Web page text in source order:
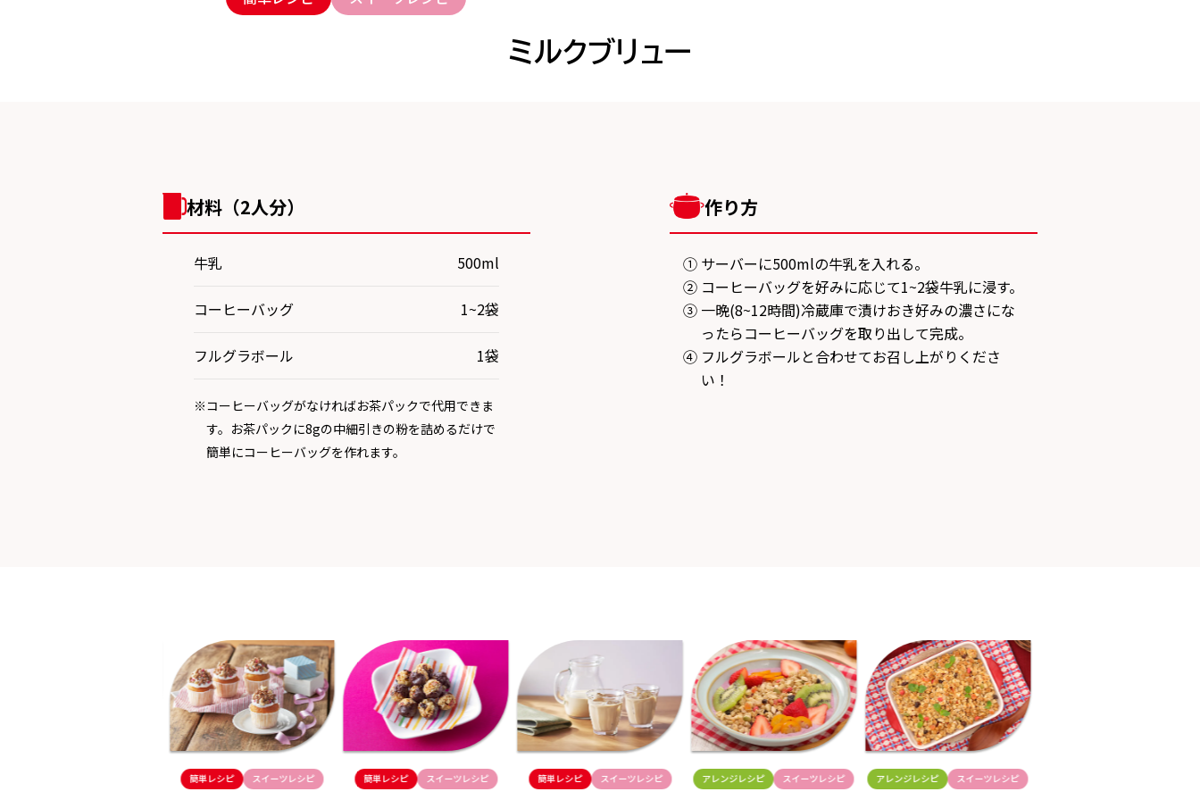
ミルクブリュー
材料（2人分）
牛乳 500ml
コーヒーバッグ 1~2袋
フルグラボール 1袋
※コーヒーバッグがなければお茶パックで代用できま
す。お茶パックに8gの中細引きの粉を詰めるだけで
簡単にコーヒーバッグを作れます。
作り方
① サーバーに500mlの牛乳を入れる。
② コーヒーバッグを好みに応じて1~2袋牛乳に浸す。
③ 一晩(8~12時間)冷蔵庫で漬けおき好みの濃さにな
ったらコーヒーバッグを取り出して完成。
④ フルグラボールと合わせてお召し上がりくださ
い！
簡単レシピ スイーツレシピ 簡単レシピ スイーツレシピ 簡単レシピ スイーツレシピ アレンジレシピ スイーツレシピ アレンジレシピ スイーツレシピ